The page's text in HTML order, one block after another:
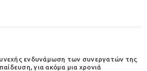
ενδυνάμωση των συνεργατών της
για ακόμα μια χρονιά